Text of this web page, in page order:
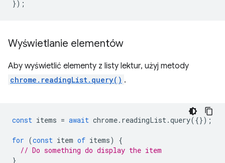
});
Wyświetlanie elementów
Aby wyświetlić elementy z listy lektur, użyj metody
chrome.readingList.query() .
const items = await chrome. readingList .query({});
for (const item of items)
{
// Do something do display the item
}